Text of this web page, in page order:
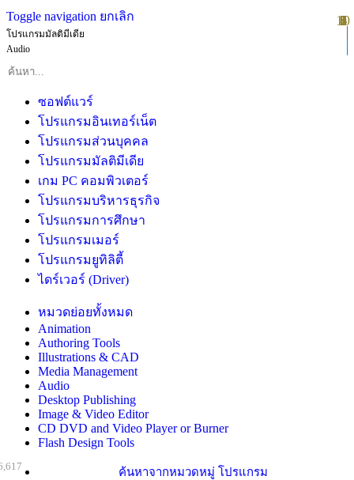
Toggle navigation ยกเลิก
โปรแกรมมัลติมีเดีย
Audio
ซอฟต์แวร์
โปรแกรมอินเทอร์เน็ต
โปรแกรมส่วนบุคคล
โปรแกรมมัลติมีเดีย
เกม PC คอมพิวเตอร์
โปรแกรมบริหารธุรกิจ
โปรแกรมการศึกษา
โปรแกรมเมอร์
โปรแกรมยูทิลิตี้
ไดร์เวอร์ (Driver)
หมวดย่อยทั้งหมด
Animation
Authoring Tools
Illustrations & CAD
Media Management
Audio
Desktop Publishing
Image & Video Editor
CD DVD and Video Player or Burner
Flash Design Tools
ค้นหาจากหมวดหมู่ โปรแกรม
1
2
3
4
5
6
7
8
9
10